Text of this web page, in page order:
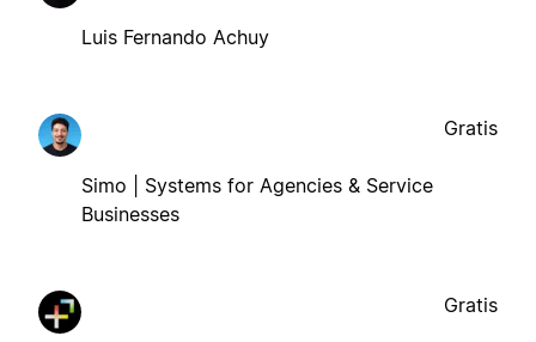
Luis Fernando Achuy
Simo | Systems for Agencies & Service
Businesses
Gratis
Gratis